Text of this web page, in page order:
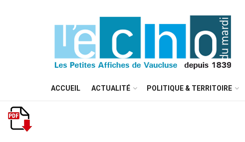
ACCUEIL ACTUALITÉ POLITIQUE & TERRITOIRE